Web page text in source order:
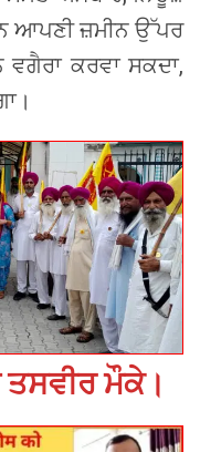
ਆਪਣੀ ਜ਼ਮੀਨ ਉੱਪਰ
ਵਗੈਰਾ ਕਰਵਾ ਸਕਦਾ,
ਮੌਕੇ।